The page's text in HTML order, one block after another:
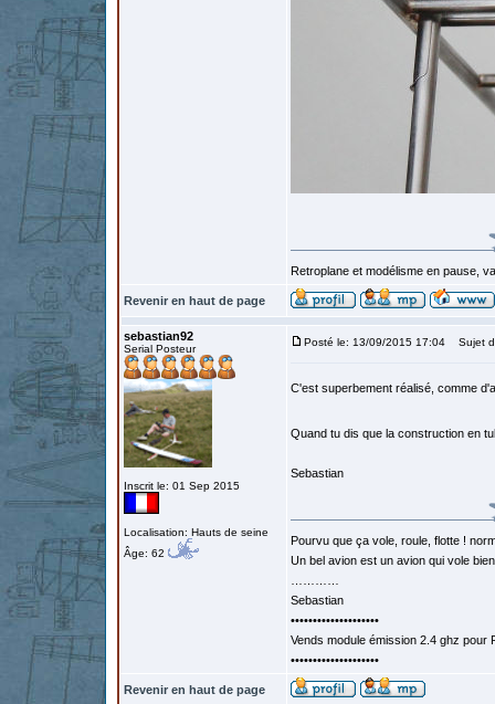
Retroplane et modélisme en pause,
Revenir en haut de page
sebastian92
Serial Posteur
Inscrit le: 01 Sep 2015
Localisation: Hauts de seine
Âge: 62
Posté le: 13/09/2015 17:04 Sujet
C'est superbement réalisé, comme
Quand tu dis que la construction en
Sebastian
Pourvu que ça vole, roule, flotte !
Un bel avion est un avion qui vole
Sebastian
••••••••••••••••••••
Vends module émission 2.4 ghz
••••••••••••••••••••
Revenir en haut de page